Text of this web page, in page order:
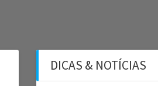
DICAS & NOTÍCIAS